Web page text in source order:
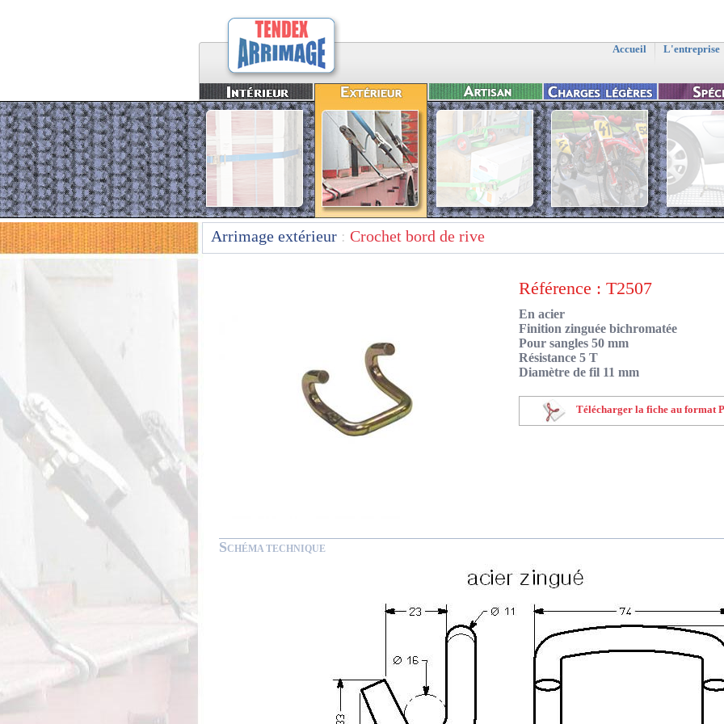
Accueil L'entreprise
Arrimage extérieur: Crochet bord de rive
Référence : T2507
En acier
Finition zinguée bichromatée
Pour sangles 50 mm
Résistance 5 T
Diamètre de fil 11 mm
Télécharger la fiche au format
SCHÉMA TECHNIQUE